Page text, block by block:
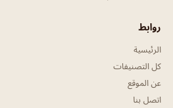
روابط
الرئيسية
كل التصنيفات
عن الموقع
اتصل بنا